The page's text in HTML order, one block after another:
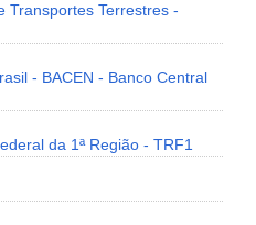
Transportes Terrestres -
- BACEN - Banco Central
da 1ª Região - TRF1